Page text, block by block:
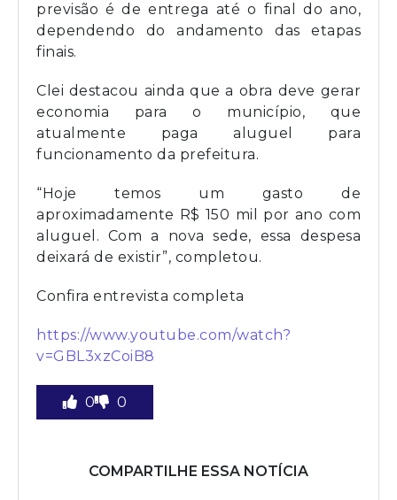
previsão é de entrega até o final do ano,
dependendo do andamento das etapas
finais.
Clei destacou ainda que a obra deve gerar
economia para o município, que
atualmente paga aluguel para
funcionamento da prefeitura.
“Hoje temos um gasto de
aproximadamente R$ 150 mil por ano com
aluguel. Com a nova sede, essa despesa
deixará de existir”, completou.
Confira entrevista completa
https://www.youtube.com/watch?
v=GBL3xzCoiB8
0 0
COMPARTILHE ESSA NOTÍCIA